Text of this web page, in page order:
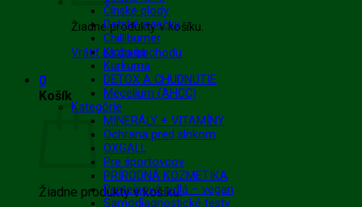
Žiadne produkty v košíku.
Vrátiť sa do obchodu
0
Košík
Žiadne produkty v košíku.
Čínske plody
Detské sviečky
Chilliburner
Klobaňa
Kurkuma
DETOX A CHUDNUTIE
Mecelium (AHCC)
Kategórie
MINERÁLY + VITAMÍNY
Ochrana pred slnkom
OXGALL
Pre športovcov
PRÍRODNÁ KOZMETIKA
Proteínové jedlá – vegan
Samodiagnostické testy